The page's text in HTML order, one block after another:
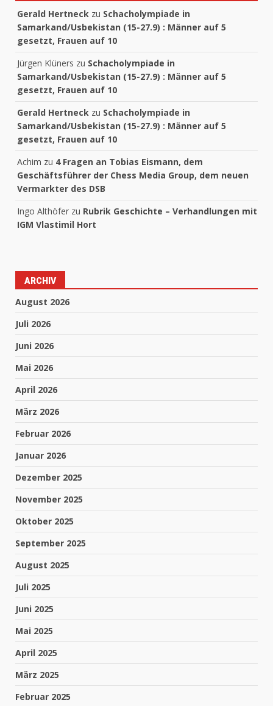
Gerald Hertneck zu Schacholympiade in
Samarkand/Usbekistan (15-27.9) : Männer auf 5
gesetzt, Frauen auf 10
Jürgen Klüners zu Schacholympiade in
Samarkand/Usbekistan (15-27.9) : Männer auf 5
gesetzt, Frauen auf 10
Gerald Hertneck zu Schacholympiade in
Samarkand/Usbekistan (15-27.9) : Männer auf 5
gesetzt, Frauen auf 10
Achim zu 4 Fragen an Tobias Eismann, dem
Geschäftsführer der Chess Media Group, dem neuen
Vermarkter des DSB
Ingo Althöfer zu Rubrik Geschichte – Verhandlungen mit
IGM Vlastimil Hort
ARCHIV
August 2026
Juli 2026
Juni 2026
Mai 2026
April 2026
März 2026
Februar 2026
Januar 2026
Dezember 2025
November 2025
Oktober 2025
September 2025
August 2025
Juli 2025
Juni 2025
Mai 2025
April 2025
März 2025
Februar 2025